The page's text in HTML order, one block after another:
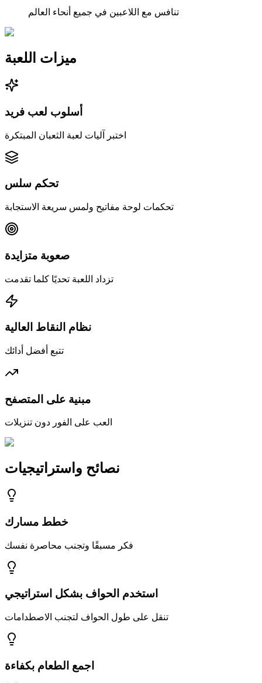
تنافس مع اللاعبين في جميع أنحاء العالم
ميزات اللعبة
أسلوب لعب فريد
اختبر آليات لعبة الثعبان المبتكرة
تحكم سلس
تحكمات لوحة مفاتيح ولمس سريعة الاستجابة
صعوبة متزايدة
تزداد اللعبة تحديًا كلما تقدمت
نظام النقاط العالية
تتبع أفضل أدائك
مبنية على المتصفح
العب على الفور دون تنزيلات
نصائح واستراتيجيات
خطط مسارك
فكر مسبقًا وتجنب محاصرة نفسك
استخدم الحواف بشكل استراتيجي
تنقل على طول الحواف لتجنب الاصطدامات
اجمع الطعام بكفاءة